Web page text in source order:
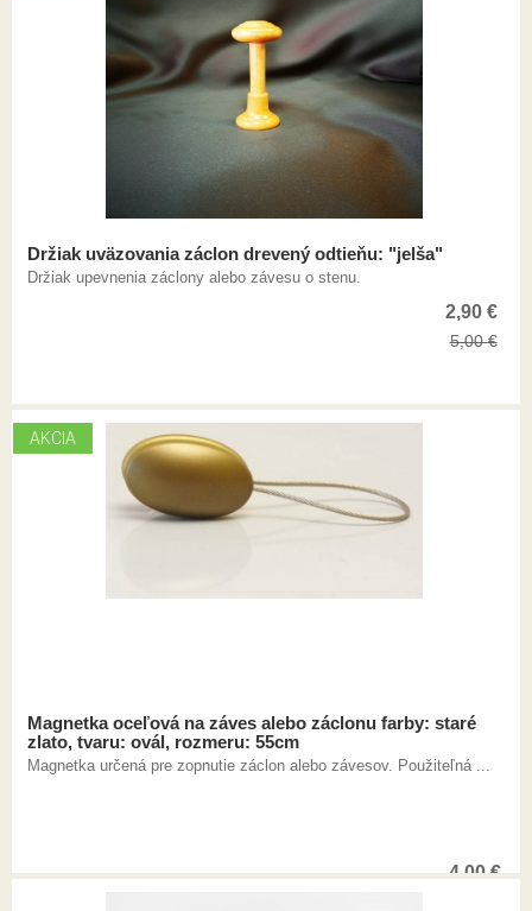
Držiak uväzovania záclon drevený odtieňu: "jelša"
Držiak upevnenia záclony alebo závesu o stenu.
2,90 €
5,00€
AKCIA
Magnetka oceľová na záves alebo záclonu farby: staré
zlato, tvaru: ovál, rozmeru: 55cm
Magnetka určená pre zopnutie záclon alebo závesov. Použiteľná ...
4,00€